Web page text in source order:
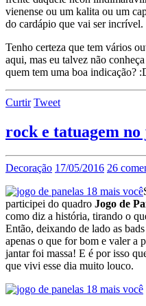
vienense ou um kalita ou um
do cardápio que vai ser incrível.
Tenho certeza que tem vários
aqui, mas eu talvez não
quem tem uma boa indicação?
Curtir Tweet
rock e tatuagem no
Decoração 17/05/2016 26
participei do quadro Jogo de
como diz a história, tirando o
Então, deixando de lado as
apenas o que for bom e valer a
jantar foi massa! E é por isso
que vivi esse dia muito louco.